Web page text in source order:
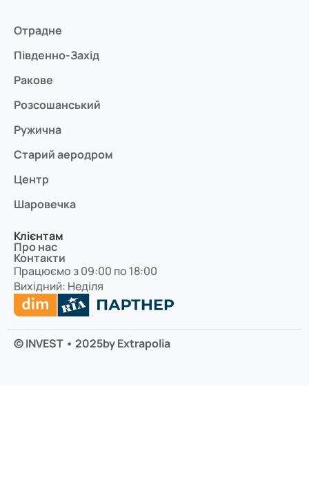
Отрадне
Південно-Захід
Ракове
Розсошанський
Ружична
Старий аеродром
Центр
Шаровечка
Клієнтам
Про нас
Контакти
Працюємо з 09:00 по 18:00
Вихідний: Неділя
© INVEST • 2025by Extrapolia